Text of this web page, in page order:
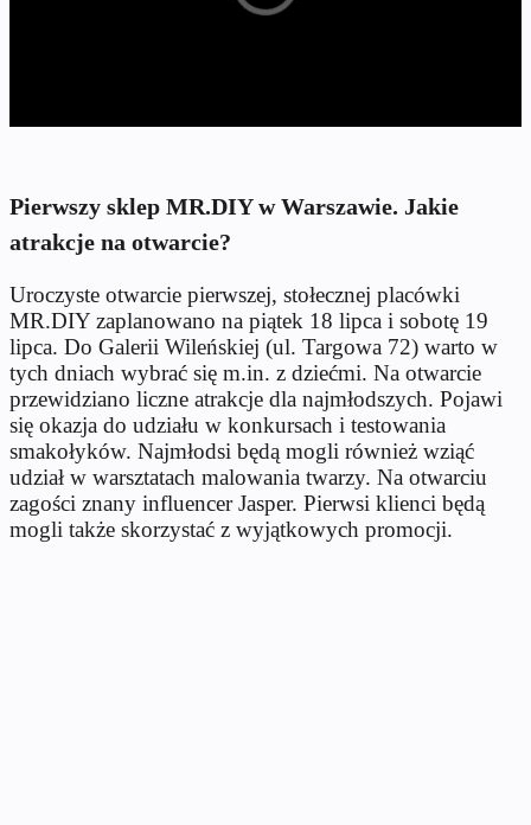
Pierwszy sklep MR.DIY w Warszawie. Jakie
atrakcje na otwarcie?
Uroczyste otwarcie pierwszej, stołecznej placówki
MR.DIY zaplanowano na piątek 18 lipca i sobotę 19
lipca. Do Galerii Wileńskiej (ul. Targowa 72) warto w
tych dniach wybrać się m.in. z dziećmi. Na otwarcie
przewidziano liczne atrakcje dla najmłodszych. Pojawi
się okazja do udziału w konkursach i testowania
smakołyków. Najmłodsi będą mogli również wziąć
udział w warsztatach malowania twarzy. Na otwarciu
zagości znany influencer Jasper. Pierwsi klienci będą
mogli także skorzystać z wyjątkowych promocji.